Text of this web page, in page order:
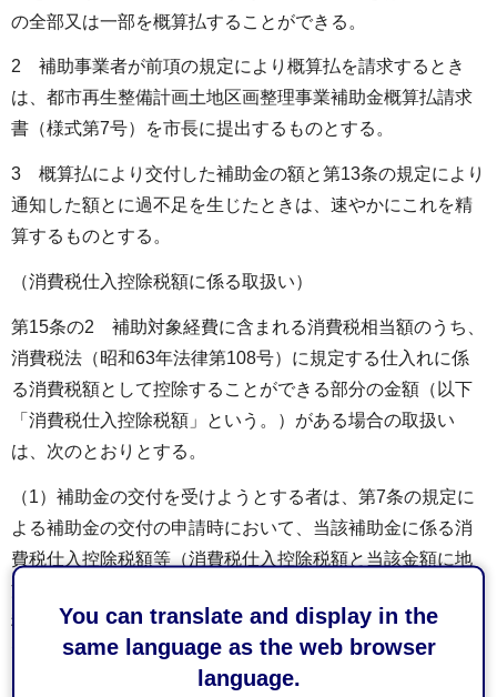
You can translate and display in the
same language as the web browser
language.
の全部又は一部を概算払することができる。
2 補助事業者が前項の規定により概算払を請求するとき
は、都市再生整備計画土地区画整理事業補助金概算払請求
書（様式第7号）を市長に提出するものとする。
3 概算払により交付した補助金の額と第13条の規定により
通知した額とに過不足を生じたときは、速やかにこれを精
算するものとする。
（消費税仕入控除税額に係る取扱い）
第15条の2 補助対象経費に含まれる消費税相当額のうち、
消費税法（昭和63年法律第108号）に規定する仕入れに係
る消費税額として控除することができる部分の金額（以下
「消費税仕入控除税額」という。）がある場合の取扱い
は、次のとおりとする。
（1）補助金の交付を受けようとする者は、第7条の規定に
よる補助金の交付の申請時において、当該補助金に係る消
費税仕入控除税額等（消費税仕入控除税額と当該金額に地
方税法（昭和25年法律第226号）に規定する地方消費税の
税率を乗じて得た額の合計額に補助金の額を補助対象経費
で除して得た率を乗じて得た金額をいう。以下同じ。）が
ある場合には、これを補助金所要額から減額して申請する